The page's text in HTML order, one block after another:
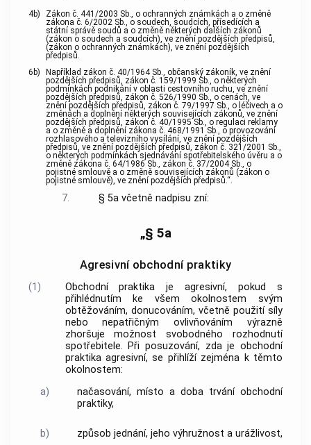
4b)
Zákon č. 441/2003 Sb., o ochranných známkách a o změně
zákona č. 6/2002 Sb., o soudech, soudcích, přísedících a
státní správě soudů a o změně některých dalších zákonů
(zákon o soudech a soudcích), ve znění pozdějších předpisů,
(zákon o ochranných známkách), ve znění pozdějších
předpisů.
6b)
Například zákon č. 40/1964 Sb., občanský zákoník, ve znění
pozdějších předpisů, zákon č. 159/1999 Sb., o některých
podmínkách podnikání v oblasti cestovního ruchu, ve znění
pozdějších předpisů, zákon č. 526/1990 Sb., o cenách, ve
znění pozdějších předpisů, zákon č. 79/1997 Sb., o léčivech a o
změnách a doplnění některých souvisejících zákonů, ve znění
pozdějších předpisů, zákon č. 40/1995 Sb., o regulaci reklamy
a o změně a doplnění zákona č. 468/1991 Sb., o provozování
rozhlasového a televizního vysílání, ve znění pozdějších
předpisů, ve znění pozdějších předpisů, zákon č. 321/2001 Sb.,
o některých podmínkách sjednávání spotřebitelského úvěru a o
změně zákona č. 64/1986 Sb., zákon č. 37/2004 Sb., o
pojistné smlouvě a o změně souvisejících zákonů (zákon o
pojistné smlouvě), ve znění pozdějších předpisů.“.
7. § 5a včetně nadpisu zní:
„§ 5a
Agresivní obchodní praktiky
(1)
Obchodní praktika je agresivní, pokud s
přihlédnutím ke všem okolnostem svým
obtěžováním, donucováním, včetně použití síly
nebo nepatřičným ovlivňováním výrazně
zhoršuje možnost svobodného rozhodnutí
spotřebitele. Při posuzování, zda je obchodní
praktika agresivní, se přihlíží zejména k těmto
okolnostem:
a)
načasování, místo a doba trvání obchodní
praktiky,
b) způsob jednání, jeho výhružnost a urážlivost,